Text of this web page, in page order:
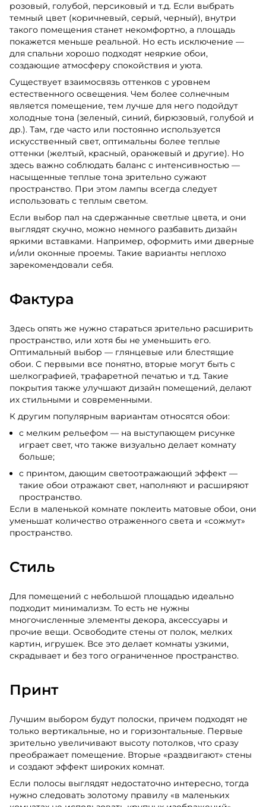
розовый, голубой, персиковый и т.д. Если выбрать
темный цвет (коричневый, серый, черный), внутри
такого помещения станет некомфортно, а площадь
покажется меньше реальной. Но есть исключение —
для спальни хорошо подходят неяркие обои,
создающие атмосферу спокойствия и уюта.
Существует взаимосвязь оттенков с уровнем
естественного освещения. Чем более солнечным
является помещение, тем лучше для него подойдут
холодные тона (зеленый, синий, бирюзовый, голубой и
др.). Там, где часто или постоянно используется
искусственный свет, оптимальны более теплые
оттенки (желтый, красный, оранжевый и другие). Но
здесь важно соблюдать баланс с интенсивностью —
насыщенные теплые тона зрительно сужают
пространство. При этом лампы всегда следует
использовать с теплым светом.
Если выбор пал на сдержанные светлые цвета, и они
выглядят скучно, можно немного разбавить дизайн
яркими вставками. Например, оформить ими дверные
и/или оконные проемы. Такие варианты неплохо
зарекомендовали себя.
Фактура
Здесь опять же нужно стараться зрительно расширить
пространство, или хотя бы не уменьшить его.
Оптимальный выбор — глянцевые или блестящие
обои. С первыми все понятно, вторые могут быть с
шелкографией, трафаретной печатью и т.д. Такие
покрытия также улучшают дизайн помещений, делают
их стильными и современными.
К другим популярным вариантам относятся обои:
с мелким рельефом — на выступающем рисунке
играет свет, что также визуально делает комнату
больше;
с принтом, дающим светоотражающий эффект —
такие обои отражают свет, наполняют и расширяют
пространство.
Если в маленькой комнате поклеить матовые обои, они
уменьшат количество отраженного света и «сожмут»
пространство.
Стиль
Для помещений с небольшой площадью идеально
подходит минимализм. То есть не нужны
многочисленные элементы декора, аксессуары и
прочие вещи. Освободите стены от полок, мелких
картин, игрушек. Все это делает комнаты узкими,
скрадывает и без того ограниченное пространство.
Принт
Лучшим выбором будут полоски, причем подходят не
только вертикальные, но и горизонтальные. Первые
зрительно увеличивают высоту потолков, что сразу
преображает помещение. Вторые «раздвигают» стены
и создают эффект широких комнат.
Если полосы выглядят недостаточно интересно, тогда
нужно следовать золотому правилу «в маленьких